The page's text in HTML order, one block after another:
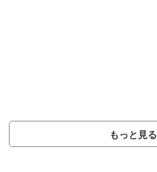
もっと見る